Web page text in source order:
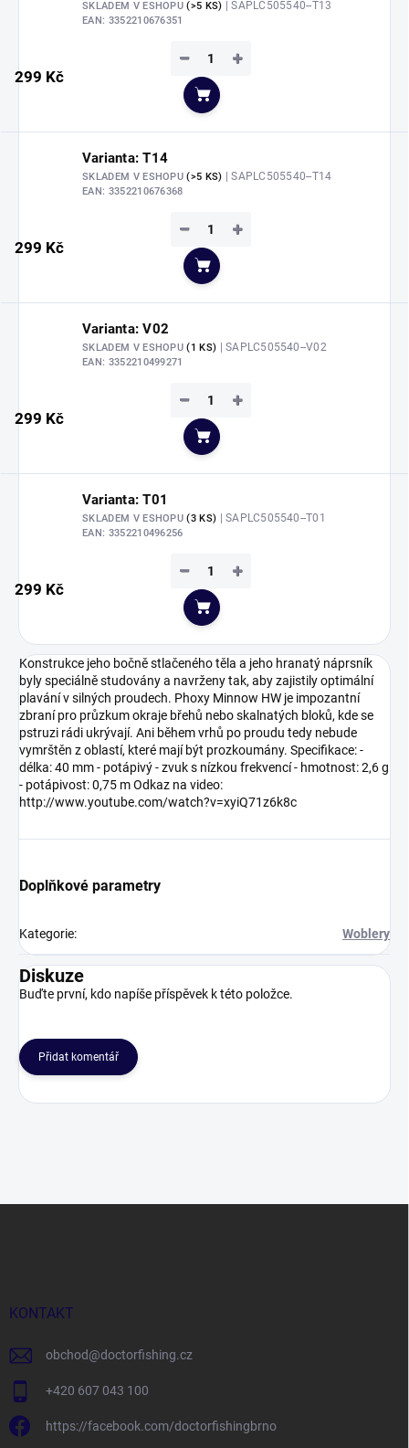
SKLADEM V ESHOPU(>5 KS) | SAPLC505540--T13
EAN: 3352210676351
299 Kč
+
−
Do košíku
Varianta: T14
SKLADEM V ESHOPU(>5 KS) | SAPLC505540--T14
EAN: 3352210676368
299 Kč
+
−
Do košíku
Varianta: V02
SKLADEM V ESHOPU(1 KS) | SAPLC505540--V02
EAN: 3352210499271
299 Kč
+
−
Do košíku
Varianta: T01
SKLADEM V ESHOPU(3 KS) | SAPLC505540--T01
EAN: 3352210496256
299 Kč
+
−
Do košíku
Konstrukce jeho bočně stlačeného těla a jeho hranatý náprsník
byly speciálně studovány a navrženy tak, aby zajistily optimální
plavání v silných proudech. Phoxy Minnow HW je impozantní
zbraní pro průzkum okraje břehů nebo skalnatých bloků, kde se
pstruzi rádi ukrývají. Ani během vrhů po proudu tedy nebude
vymrštěn z oblastí, které mají být prozkoumány. Specifikace: -
délka: 40 mm - potápivý - zvuk s nízkou frekvencí - hmotnost: 2,6 g
- potápivost: 0,75 m Odkaz na video:
http://www.youtube.com/watch?v=xyiQ71z6k8c
Doplňkové parametry
Kategorie: Woblery
Diskuze
Buďte první, kdo napíše příspěvek k této položce.
Přidat komentář
KONTAKT
obchod@doctorfishing.cz
+420 607 043 100
https://facebook.com/doctorfishingbrno